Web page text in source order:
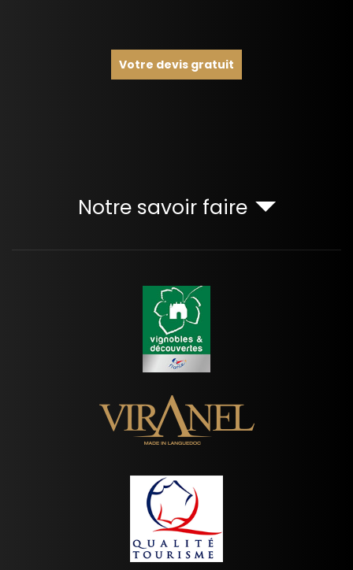
Votre devis gratuit
Notre savoir faire